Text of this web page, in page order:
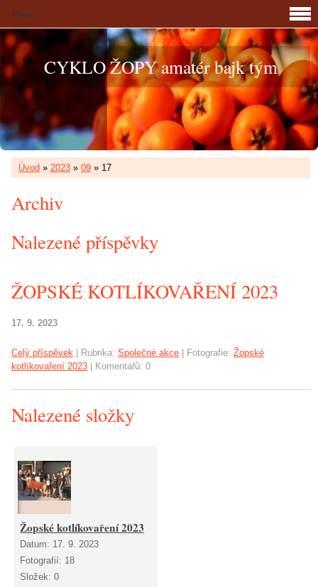
CYKLO ŽOPY amatér bajk tým
Úvod » 2023 » 09 » 17
Archiv
Nalezené příspěvky
ŽOPSKÉ KOTLÍKOVAŘENÍ 2023
17. 9. 2023
Celý příspěvek Rubrika: Společné akce Fotografie: Žopské
kotlíkovaření 2023
Komentářů: 0
Nalezené složky
Žopské kotlíkovaření 2023
Datum: 17. 9. 2023
Fotografií: 18
Složek:0
Menu